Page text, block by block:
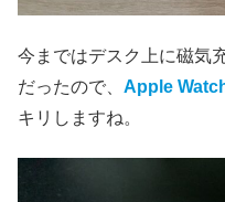
今まではデスク上に磁気
だったので、 Apple
キリしますね。